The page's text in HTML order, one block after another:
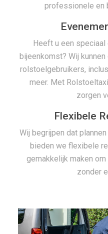
professionele en
Heeft u een
bijeenkomst? Wij
rolstoelgebruikers,
meer. Met
zorgen
Flexibele
Wij begrijpen dat
bieden we flexibele
gemakkelijk maken
zonder